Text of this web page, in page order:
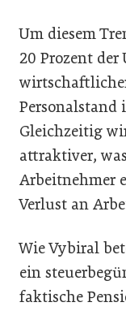
Um diesem
20 Prozent
Personalstand
Gleichzeitig
attraktiver,
Arbeitnehmer
Verlust an
Wie Vybiral
ein
faktische